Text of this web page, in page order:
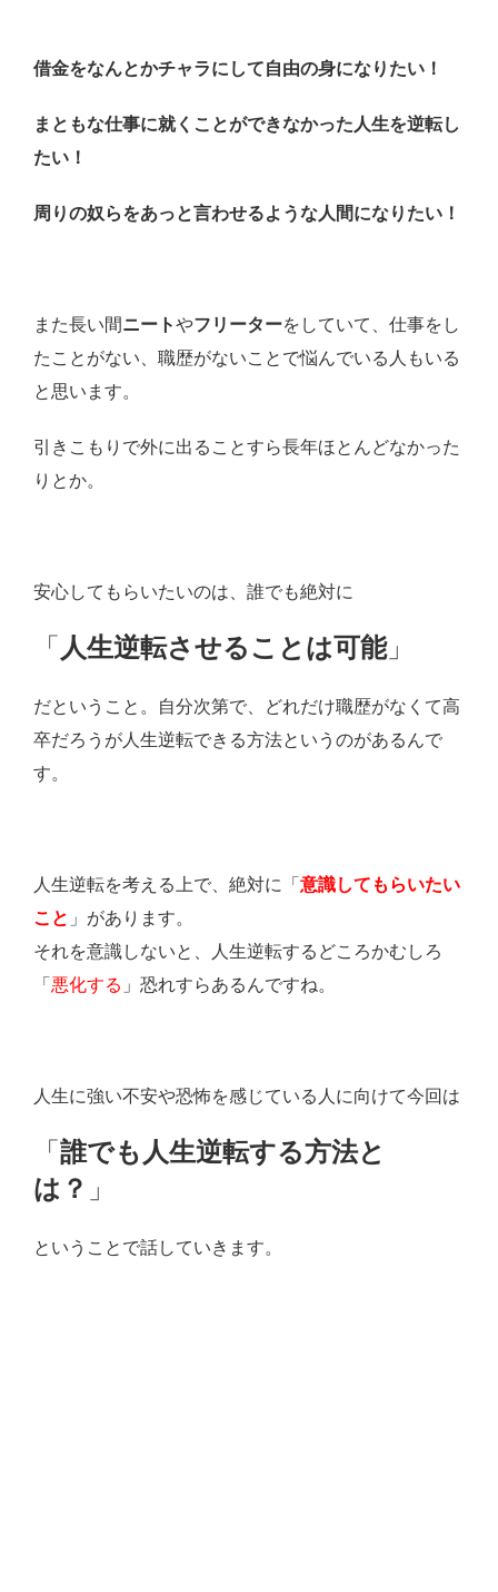
借金をなんとかチャラにして自由の身になりたい！
まともな仕事に就くことができなかった人生を逆転し
たい！
周りの奴らをあっと言わせるような人間になりたい！
また長い間ニートやフリーターをしていて、仕事をし
たことがない、職歴がないことで悩んでいる人もいる
と思います。
引きこもりで外に出ることすら長年ほとんどなかった
りとか。
安心してもらいたいのは、誰でも絶対に
「 人生逆転させることは可能」
だということ。自分次第で、どれだけ職歴がなくて高
卒だろうが人生逆転できる方法というのがあるんで
す。
人生逆転を考える上で、絶対に「 意識してもらいたい
こと 」があります。
それを意識しないと、人生逆転するどころかむしろ
「 悪化する 」恐れすらあるんですね。
人生に強い不安や恐怖を感じている人に向けて今回は
「 誰でも人生逆転する方法と
は？ 」
ということで話していきます。